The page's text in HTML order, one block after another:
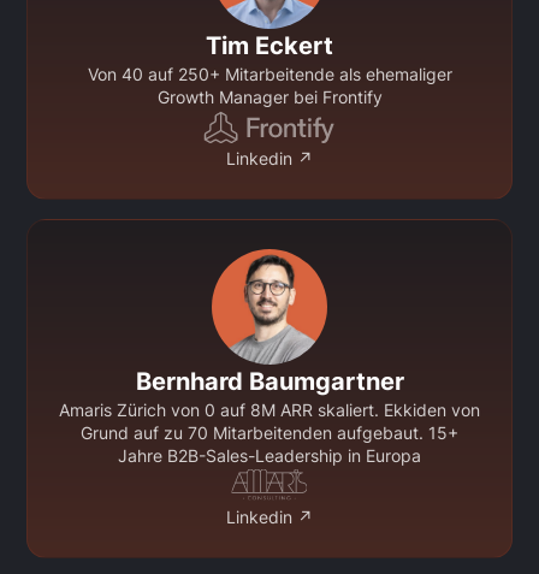
Tim Eckert
Von 40 auf 250+ Mitarbeitende als ehemaliger
Growth Manager bei Frontify
Linkedin ↗
Bernhard Baumgartner
Amaris Zürich von 0 auf 8M ARR skaliert. Ekkiden von
Grund auf zu 70 Mitarbeitenden aufgebaut. 15+
Jahre B2B-Sales-Leadership in Europa
Linkedin ↗